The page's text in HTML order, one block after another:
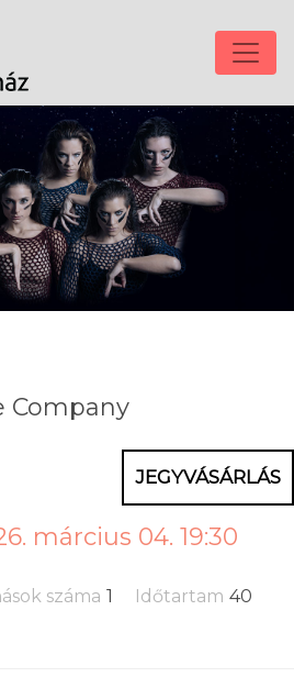
Company
JEGYVÁSÁRLÁS
március 04. 19:30
száma 1 Időtartam 40